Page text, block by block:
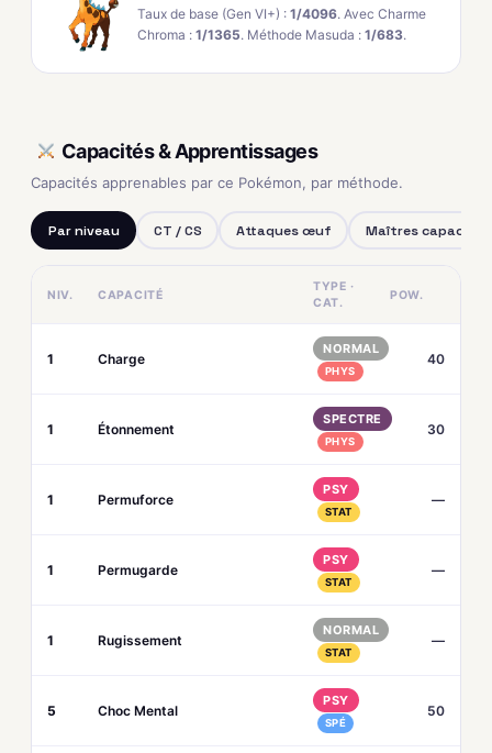
Taux de base (Gen VI+) : 1/4096. Avec Charme
Chroma : 1/1365. Méthode Masuda : 1/683.
Capacités & Apprentissages
Capacités apprenables par ce Pokémon, par méthode.
Par niveau CT / CS Attaques œuf Maîtres capacités
NIV. CAPACITÉ
TYPE ·
CAT.
POW.
1 Charge
NORMAL
PHYS
40
1 Étonnement
SPECTRE
PHYS
30
1 Permuforce
PSY
STAT
—
1 Permugarde
PSY
STAT
—
1 Rugissement
NORMAL
STAT
—
5 Choc Mental
PSY
SPÉ
50